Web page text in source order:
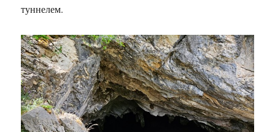
туннелем.